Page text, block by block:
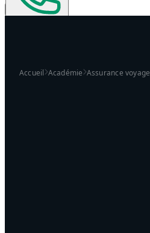
Accueil Académie Assurance voyage